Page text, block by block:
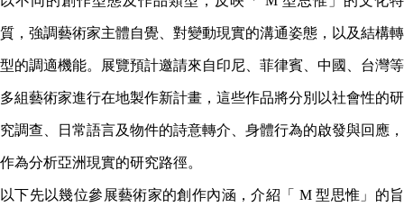
質，強調藝術家主體自覺、對變動現實的溝通姿態，以及結構轉
型的調適機能。展覽預計邀請來自印尼、菲律賓、中國、台灣等
多組藝術家進行在地製作新計畫，這些作品將分別以社會性的研
究調查、日常語言及物件的詩意轉介、身體行為的啟發與回應，
作為分析亞洲現實的研究路徑。
以下先以幾位參展藝術家的創作內涵，介紹「 M 型思惟」的旨